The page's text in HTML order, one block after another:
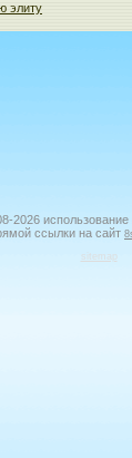
элиту
2026 использование
ссылки на сайт
sitemap